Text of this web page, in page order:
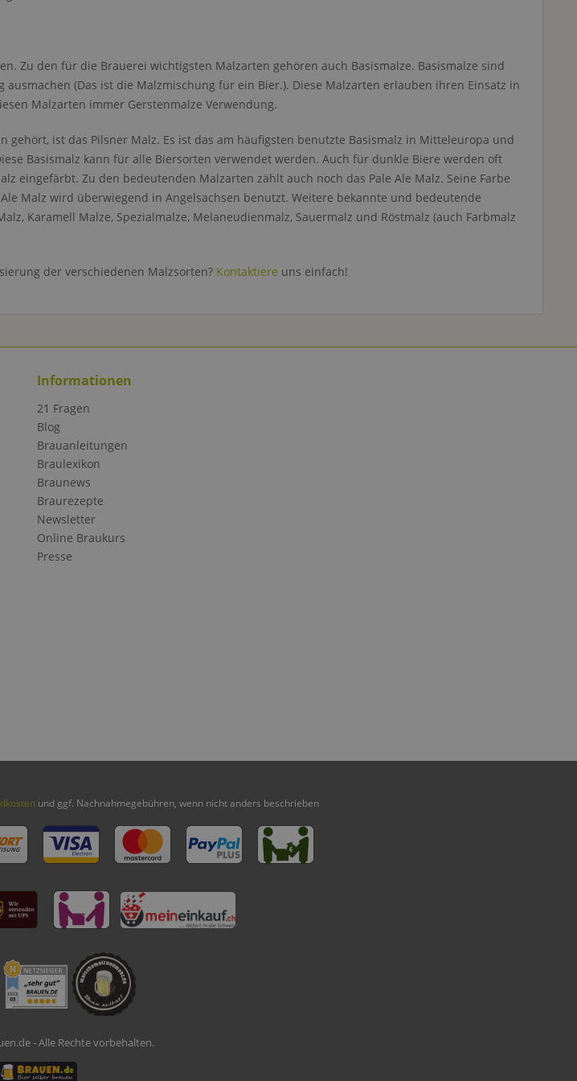
Zu den für die Brauerei wichtigsten Malzarten gehören auch Basismalze. Basismalze sind
(Das ist die Malzmischung für ein Bier.). Diese Malzarten erlauben ihren Einsatz in
Malzarten immer Gerstenmalze Verwendung.
gehört, ist das Pilsner Malz. Es ist das am häufigsten benutzte Basismalz in Mitteleuropa und
Basismalz kann für alle Biersorten verwendet werden. Auch für dunkle Biere werden oft
eingefärbt. Zu den bedeutenden Malzarten zählt auch noch das Pale Ale Malz. Seine Farbe
Malz wird überwiegend in Angelsachsen benutzt. Weitere bekannte und bedeutende
Karamell Malze, Spezialmalze, Melaneudienmalz, Sauermalz und Röstmalz (auch Farbmalz
der verschiedenen Malzsorten? Kontaktiere uns einfach!
Informationen
21 Fragen
Blog
Brauanleitungen
Braulexikon
Braunews
Braurezepte
Newsletter
Online Braukurs
Presse
und ggf. Nachnahmegebühren, wenn nicht anders beschrieben
- Alle Rechte vorbehalten.